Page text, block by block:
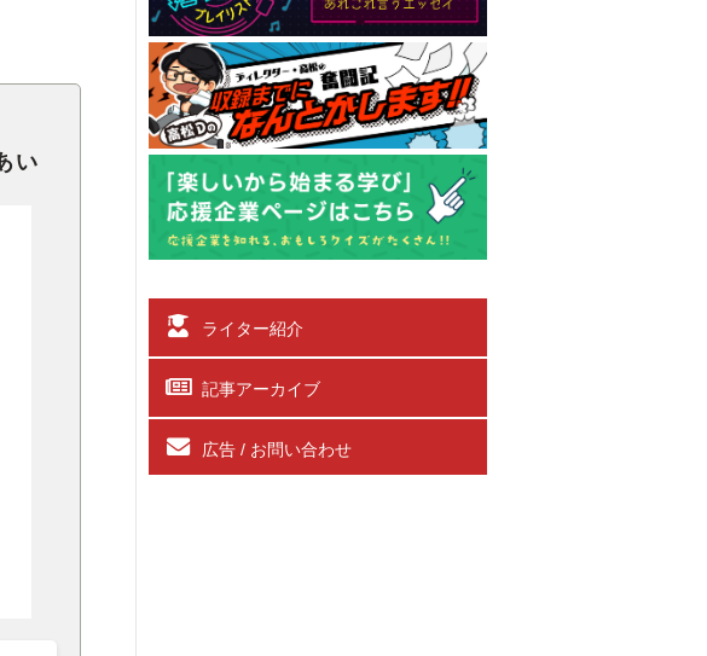
い
ライター紹介
記事アーカイブ
広告 / お問い合わせ